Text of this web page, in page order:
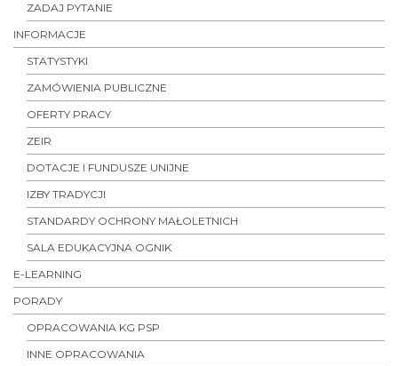
ZADAJ PYTANIE
INFORMACJE
STATYSTYKI
ZAMÓWIENIA PUBLICZNE
OFERTY PRACY
ZEIR
DOTACJE I FUNDUSZE UNIJNE
IZBY TRADYCJI
STANDARDY OCHRONY MAŁOLETNICH
SALA EDUKACYJNA OGNIK
E-LEARNING
PORADY
OPRACOWANIA KG PSP
INNE OPRACOWANIA